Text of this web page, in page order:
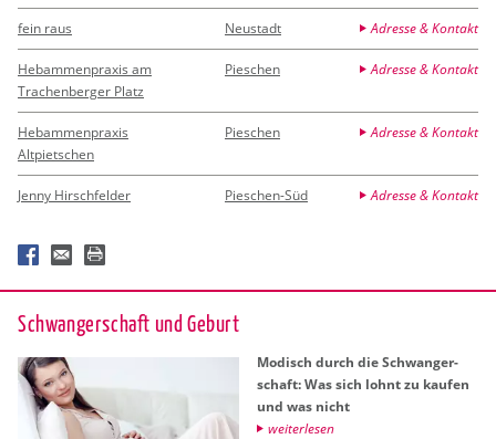
fein raus Neustadt Adresse & Kontakt
Hebammenpraxis am
Trachenberger Platz
Pieschen Adresse & Kontakt
Hebammenpraxis
Altpietschen
Pieschen Adresse & Kontakt
Jenny Hirschfelder Pieschen-Süd Adresse & Kontakt
Schwan­ger­schaft und Ge­burt
Mo­disch durch die Schwan­ger­
schaft: Was sich lohnt zu kau­fen
und was nicht
wei­ter­le­sen